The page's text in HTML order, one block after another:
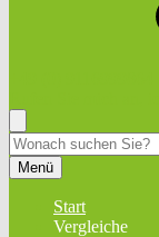
Menü
Start
Vergleiche